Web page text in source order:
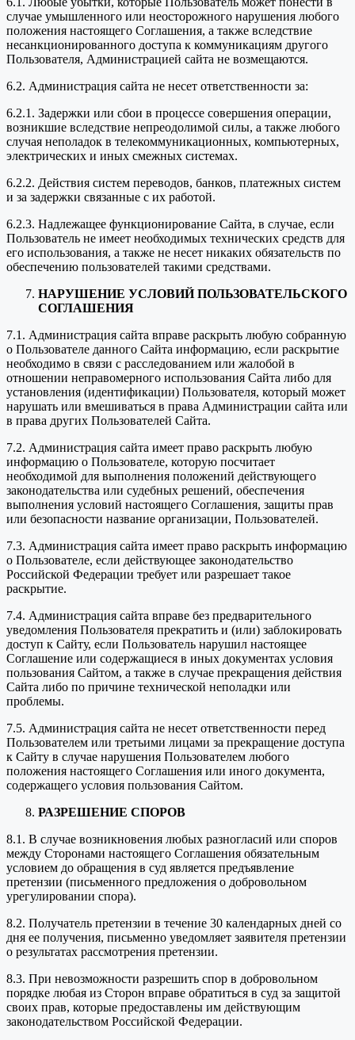
случае умышленного или неосторожного нарушения любого
положения настоящего Соглашения, а также вследствие
несанкционированного доступа к коммуникациям другого
Пользователя, Администрацией сайта не возмещаются.
6.2. Администрация сайта не несет ответственности за:
6.2.1. Задержки или сбои в процессе совершения операции,
возникшие вследствие непреодолимой силы, а также любого
случая неполадок в телекоммуникационных, компьютерных,
электрических и иных смежных системах.
6.2.2. Действия систем переводов, банков, платежных систем
и за задержки связанные с их работой.
6.2.3. Надлежащее функционирование Сайта, в случае, если
Пользователь не имеет необходимых технических средств для
его использования, а также не несет никаких обязательств по
обеспечению пользователей такими средствами.
НАРУШЕНИЕ УСЛОВИЙ ПОЛЬЗОВАТЕЛЬСКОГО
СОГЛАШЕНИЯ
7.1. Администрация сайта вправе раскрыть любую собранную
о Пользователе данного Сайта информацию, если раскрытие
необходимо в связи с расследованием или жалобой в
отношении неправомерного использования Сайта либо для
установления (идентификации) Пользователя, который может
нарушать или вмешиваться в права Администрации сайта или
в права других Пользователей Сайта.
7.2. Администрация сайта имеет право раскрыть любую
информацию о Пользователе, которую посчитает
необходимой для выполнения положений действующего
законодательства или судебных решений, обеспечения
выполнения условий настоящего Соглашения, защиты прав
или безопасности название организации, Пользователей.
7.3. Администрация сайта имеет право раскрыть информацию
о Пользователе, если действующее законодательство
Российской Федерации требует или разрешает такое
раскрытие.
7.4. Администрация сайта вправе без предварительного
уведомления Пользователя прекратить и (или) заблокировать
доступ к Сайту, если Пользователь нарушил настоящее
Соглашение или содержащиеся в иных документах условия
пользования Сайтом, а также в случае прекращения действия
Сайта либо по причине технической неполадки или
проблемы.
7.5. Администрация сайта не несет ответственности перед
Пользователем или третьими лицами за прекращение доступа
к Сайту в случае нарушения Пользователем любого
положения настоящего Соглашения или иного документа,
содержащего условия пользования Сайтом.
РАЗРЕШЕНИЕ СПОРОВ
8.1. В случае возникновения любых разногласий или споров
между Сторонами настоящего Соглашения обязательным
условием до обращения в суд является предъявление
претензии (письменного предложения о добровольном
урегулировании спора).
8.2. Получатель претензии в течение 30 календарных дней со
дня ее получения, письменно уведомляет заявителя претензии
о результатах рассмотрения претензии.
8.3. При невозможности разрешить спор в добровольном
порядке любая из Сторон вправе обратиться в суд за защитой
своих прав, которые предоставлены им действующим
законодательством Российской Федерации.